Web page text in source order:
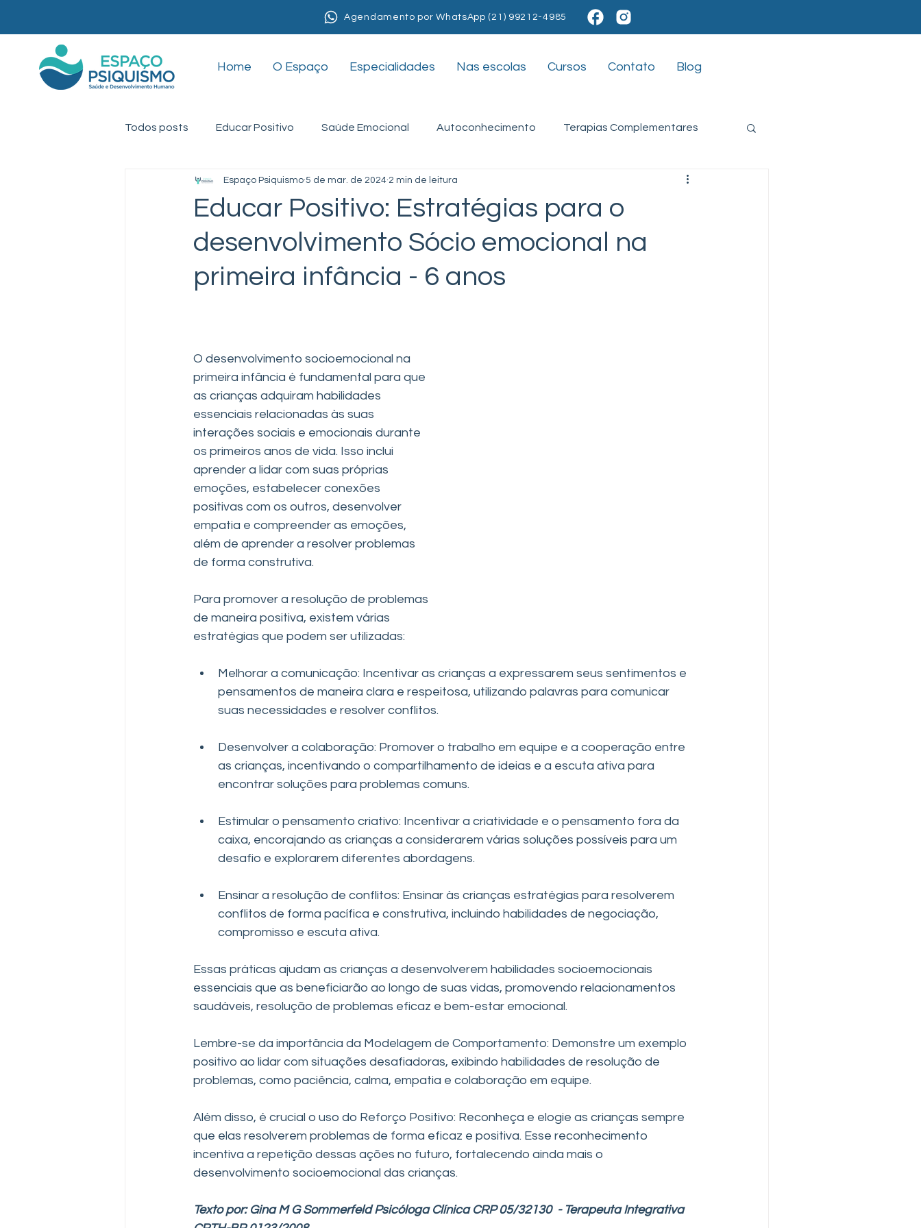
Agendamento por WhatsApp (21) 99212-4985
Home O Espaço Especialidades Nas escolas Cursos Contato Blog
Todos posts Educar Positivo Saúde Emocional Autoconhecimento Terapias Complementares
Mindfulness TEA Terapias Nas escolas Adolescentes Habilidades Sociais
Educar Positivo: Estratégias para o
desenvolvimento Sócio emocional na
primeira infância - 6 anos
Espaço Psiquismo 5 de mar. de 2024 2 min de leitura
O desenvolvimento socioemocional na
primeira infância é fundamental para que
as crianças adquiram habilidades
essenciais relacionadas às suas
interações sociais e emocionais durante
os primeiros anos de vida. Isso inclui
aprender a lidar com suas próprias
emoções, estabelecer conexões
positivas com os outros, desenvolver
empatia e compreender as emoções,
além de aprender a resolver problemas
de forma construtiva.
Para promover a resolução de problemas
de maneira positiva, existem várias
estratégias que podem ser utilizadas:
Melhorar a comunicação: Incentivar as crianças a expressarem seus sentimentos e
pensamentos de maneira clara e respeitosa, utilizando palavras para comunicar
suas necessidades e resolver conflitos.
Desenvolver a colaboração: Promover o trabalho em equipe e a cooperação entre
as crianças, incentivando o compartilhamento de ideias e a escuta ativa para
encontrar soluções para problemas comuns.
Estimular o pensamento criativo: Incentivar a criatividade e o pensamento fora da
caixa, encorajando as crianças a considerarem várias soluções possíveis para um
desafio e explorarem diferentes abordagens.
Ensinar a resolução de conflitos: Ensinar às crianças estratégias para resolverem
conflitos de forma pacífica e construtiva, incluindo habilidades de negociação,
compromisso e escuta ativa.
Essas práticas ajudam as crianças a desenvolverem habilidades socioemocionais
essenciais que as beneficiarão ao longo de suas vidas, promovendo relacionamentos
saudáveis, resolução de problemas eficaz e bem-estar emocional.
Lembre-se da importância da Modelagem de Comportamento: Demonstre um exemplo
positivo ao lidar com situações desafiadoras, exibindo habilidades de resolução de
problemas, como paciência, calma, empatia e colaboração em equipe.
Além disso, é crucial o uso do Reforço Positivo: Reconheça e elogie as crianças sempre
que elas resolverem problemas de forma eficaz e positiva. Esse reconhecimento
incentiva a repetição dessas ações no futuro, fortalecendo ainda mais o
desenvolvimento socioemocional das crianças.
Texto por: Gina M G Sommerfeld Psicóloga Clínica CRP 05/32130  - Terapeuta Integrativa